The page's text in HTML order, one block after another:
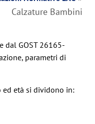
Calzature Bambini
dal GOST 26165-
parametri di
ed età si dividono in: